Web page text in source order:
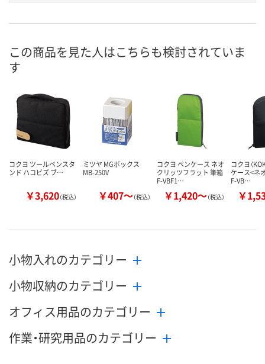
お届け日
ついてご連絡いたし
8月11日（火） 8月11日（火）
数量
カゴへ カゴへ カ
この商品を見た人はこちらも検討されていま
す
コクヨ ツールペンスタ
ンド ハコビズブ…
￥3,620（税込）
ミツヤ MGボックス
MB-250V
￥407～（税込）
コクヨ ペンケース ネオ
クリッツフラット 筆箱
F-VBF1…
￥1,420～（税込）
コクヨ（
ケース<ネ
F-VB…
￥
小物入れのカテゴリー
小物収納のカテゴリー
オフィス用品のカテゴリー
作業・研究用品のカテゴリー